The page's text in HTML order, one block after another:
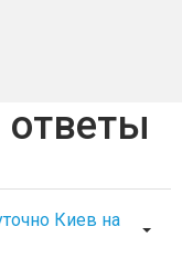
ответы
Киев на